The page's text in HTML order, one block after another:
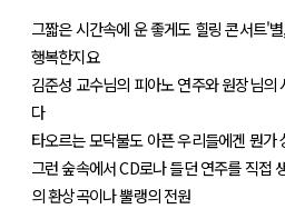
그짧은 시간속에 운 좋게도 힐링 콘서트'
행복한지요
김준성 교수님의 피아노 연주와 원장님
다
타오르는 모닥불도 아픈 우리들에겐 뭔가
그런 숲속에서 CD로나 들던 연주를 직접
의 환상곡이나 뿔랭의 전원